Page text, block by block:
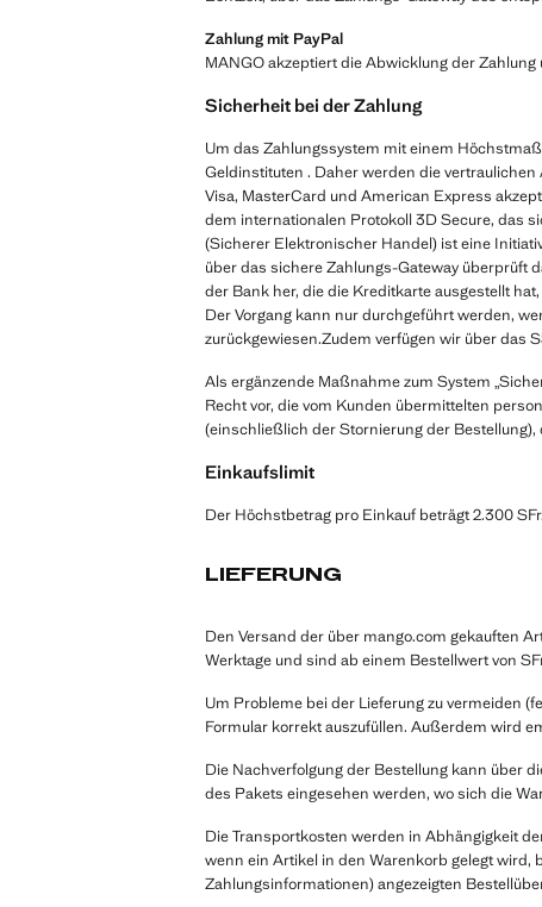
Zahlung mit PayPal
MANGO akzeptiert die Abwicklung der Zahlung
Sicherheit bei der Zahlung
Um das Zahlungssystem mit einem
Geldinstituten . Daher werden die
Visa, MasterCard und American Express
dem internationalen Protokoll 3D Secure, das
(Sicherer Elektronischer Handel) ist eine
über das sichere Zahlungs-Gateway überprüft
der Bank her, die die Kreditkarte ausgestellt
Der Vorgang kann nur durchgeführt werden,
zurückgewiesen.Zudem verfügen wir über das
Als ergänzende Maßnahme zum System
Recht vor, die vom Kunden übermittelten
(einschließlich der Stornierung der
Einkaufslimit
Der Höchstbetrag pro Einkauf beträgt 2.300
LIEFERUNG
Den Versand der über mango.com gekauften
Werktage und sind ab einem Bestellwert von
Um Probleme bei der Lieferung zu vermeiden
Formular korrekt auszufüllen. Außerdem wird
Die Nachverfolgung der Bestellung kann über
des Pakets eingesehen werden, wo sich die
Die Transportkosten werden in Abhängigkeit
wenn ein Artikel in den Warenkorb gelegt wird,
Zahlungsinformationen) angezeigten